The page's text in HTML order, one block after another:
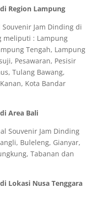
Region Lampung
Jam Dinding di
meliputi : Lampung
Tengah, Lampung
Pesawaran, Pesisir
Tulang Bawang,
Kota Bandar
Area Bali
Souvenir Jam Dinding
Buleleng, Gianyar,
Tabanan dan
Lokasi Nusa Tenggara